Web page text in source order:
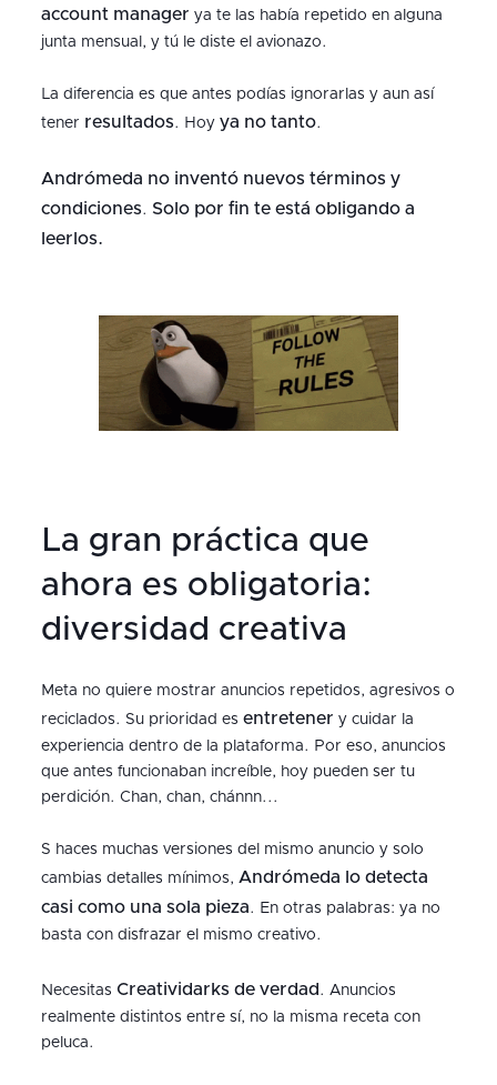
account manager ya te las había repetido en alguna
junta mensual, y tú le diste el avionazo.
La diferencia es que antes podías ignorarlas y aun así
tener resultados. Hoy ya no tanto.
Andrómeda no inventó nuevos términos y
condiciones. Solo por fin te está obligando a
leerlos.
La gran práctica que
ahora es obligatoria:
diversidad creativa
Meta no quiere mostrar anuncios repetidos, agresivos o
reciclados. Su prioridad es entretener y cuidar la
experiencia dentro de la plataforma. Por eso, anuncios
que antes funcionaban increíble, hoy pueden ser tu
perdición. Chan, chan, chánnn...
S haces muchas versiones del mismo anuncio y solo
cambias detalles mínimos, Andrómeda lo detecta
casi como una sola pieza. En otras palabras: ya no
basta con disfrazar el mismo creativo.
Necesitas Creatividarks de verdad . Anuncios
realmente distintos entre sí, no la misma receta con
peluca.